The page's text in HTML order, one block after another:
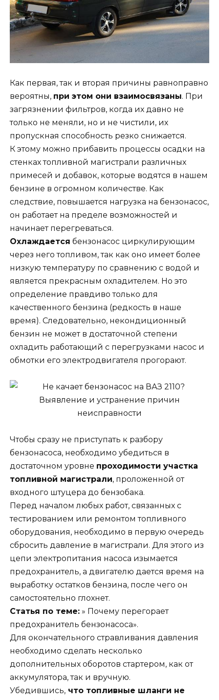
Как первая, так и вторая причины равноправно
вероятны, при этом они взаимосвязаны. При
загрязнении фильтров, когда их давно не
только не меняли, но и не чистили, их
пропускная способность резко снижается.
К этому можно прибавить процессы осадки на
стенках топливной магистрали различных
примесей и добавок, которые водятся в нашем
бензине в огромном количестве. Как
следствие, повышается нагрузка на бензонасос,
он работает на пределе возможностей и
начинает перегреваться.
Охлаждается бензонасос циркулирующим
через него топливом, так как оно имеет более
низкую температуру по сравнению с водой и
является прекрасным охладителем. Но это
определение правдиво только для
качественного бензина (редкость в наше
время). Следовательно, некондиционный
бензин не может в достаточной степени
охладить работающий с перегрузками насос и
обмотки его электродвигателя прогорают.
Чтобы сразу не приступать к разбору
бензонасоса, необходимо убедиться в
достаточном уровне проходимости участка
топливной магистрали, проложенной от
входного штуцера до бензобака.
Перед началом любых работ, связанных с
тестированием или ремонтом топливного
оборудования, необходимо в первую очередь
сбросить давление в магистрали. Для этого из
цепи электропитания насоса изымается
предохранитель, а двигателю дается время на
выработку остатков бензина, после чего он
самостоятельно глохнет.
Статья по теме: » Почему перегорает
предохранитель бензонасоса».
Для окончательного стравливания давления
необходимо сделать несколько
дополнительных оборотов стартером, как от
аккумулятора, так и вручную.
Убедившись, что топливные шланги не